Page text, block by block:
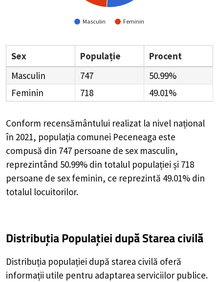
Masculin Feminin
Sex Populație
Procent
Masculin
747
50.99%
Feminin
718 49.01%
Conform recensământului realizat la nivel național
în 2021, populația comunei Peceneaga este
compusă din 747 persoane de sex masculin,
reprezintând 50.99% din totalul populației și 718
persoane de sex feminin, ce reprezintă 49.01% din
totalul locuitorilor.
Distribuția Populațieidupă Starea civilă
Distribuția populației după starea civilă oferă
informații utile pentru adaptarea serviciilor publice.